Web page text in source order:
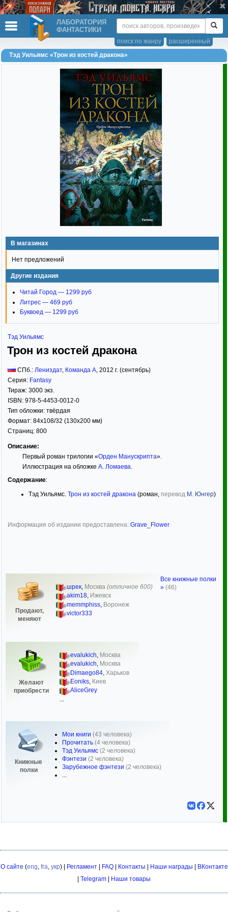
ЛАБОРАТОРИЯ
ФАНТАСТИКИ
расширенный
поиск по жанру
Тэд Уильямс «Трон из костей дракона»
В магазинах
Нет предложений
Другие издания
Читай Город — 1299 руб
Литрес — 469 руб
Буквоед — 1299 руб
Тэд Уильямс
Трон из костей дракона
СПб.: Лениздат, Команда А 2012 г. (сентябрь)
Серия: Fantasy
Тираж: 3000 экз.
ISBN: 978-5-4453-0012-0
Тип обложки: твёрдая
Формат: 84x108/32 (130x200 мм)
Страниц: 800
Описание:
Первый роман трилогии «Орден Манускрипта».
Иллюстрация на обложке А. Ломаева
Содержание:
Тэд Уильямс. Трон из костей дракона (роман, перевод М. Юнгер)
Информация об издании предоставлена: Grave_Flower
Продают,
меняют
шрек, Москва (отличное 600)
akim18, Ижевск
memmphiss Воронеж
victor333
Желают
приобрести
evalukich, Москва
evalukich, Москва
Dimaego84 Харьков
Eoniks, Киев
AliceGrey
Книжные
полки
Мои книги (43 человека)
Прочитать (4 человека)
Тэд Уильямс (2 человека)
Фэнтези (2 человека)
Зарубежное фэнтези (2 человека)
...
Все книжные полки
» (46)
О сайте (eng, fra, укр) | Регламент| FAQ| Контакты Наши награды
ВКонтакте
Telegram Наши товары